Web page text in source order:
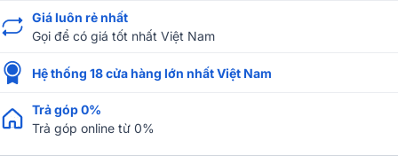
Giá luôn rẻ nhất
Gọi để có giá tốt nhất Việt Nam
Hệ thống 18 cửa hàng lớn nhất Việt Nam
Trả góp 0%
Trả góp online từ 0%